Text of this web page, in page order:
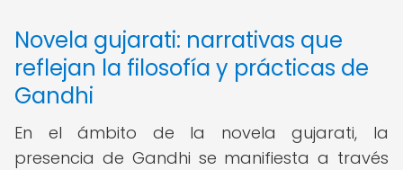
Novela gujarati: narrativas que
reflejan la filosofía y prácticas de
Gandhi
En el ámbito de la novela gujarati, la
presencia de Gandhi se manifiesta a través